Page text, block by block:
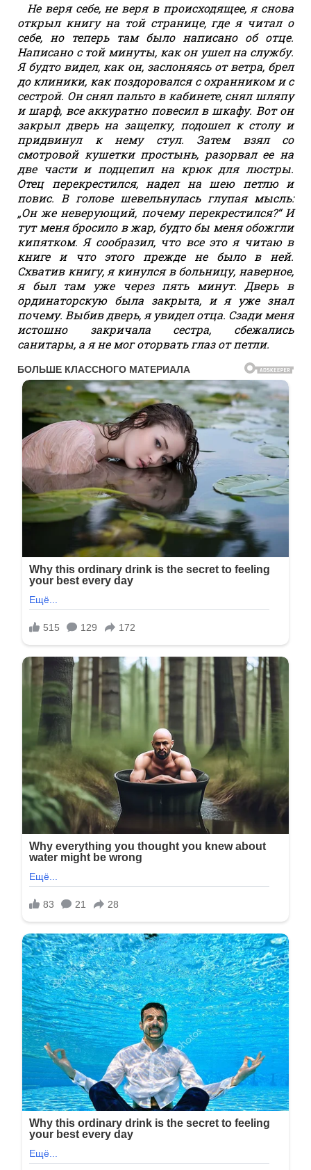
Не веря себе, не веря в происходящее, я снова
открыл книгу на той странице, где я читал о
себе, но теперь там было написано об отце.
Написано с той минуты, как он ушел на службу.
Я будто видел, как он, заслоняясь от ветра, брел
до клиники, как поздоровался с охранником и с
сестрой. Он снял пальто в кабинете, снял шляпу
и шарф, все аккуратно повесил в шкафу. Вот он
закрыл дверь на защелку, подошел к столу и
придвинул к нему стул. Затем взял со
смотровой кушетки простынь, разорвал ее на
две части и подцепил на крюк для люстры.
Отец перекрестился, надел на шею петлю и
повис. В голове шевельнулась глупая мысль:
„Он же неверующий, почему перекрестился?“ И
тут меня бросило в жар, будто бы меня обожгли
кипятком. Я сообразил, что все это я читаю в
книге и что этого прежде не было в ней.
Схватив книгу, я кинулся в больницу, наверное,
я был там уже через пять минут. Дверь в
ординаторскую была закрыта, и я уже знал
почему. Выбив дверь, я увидел отца. Сзади меня
истошно закричала сестра, сбежались
санитары, а я не мог оторвать глаз от петли.